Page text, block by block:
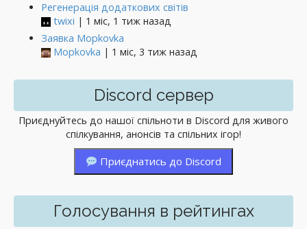
Регенерація додаткових світів
twixi | 1 міс, 1 тиж назад
Заявка Mopkovka
Mopkovka | 1 міс, 3 тиж назад
Discord сервер
Приєднуйтесь до нашої спільноти в Discord для живого
спілкування, анонсів та спільних ігор!
Приєднатись до Discord
Голосування в рейтингах